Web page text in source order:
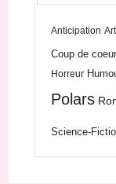
Anticipation Art
Coup de coeur
Horreur
Polars
Science-